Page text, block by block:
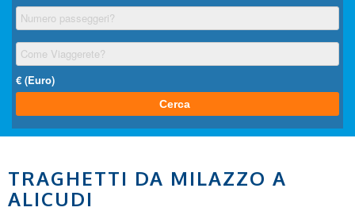
TRAGHETTI DA MILAZZO A
ALICUDI